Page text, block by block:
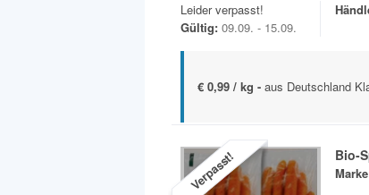
Leider verpasst!
Gültig: 09.09. - 15.09.
€ 0,99 / kg - aus Deutschland
Verpasst! Bio-